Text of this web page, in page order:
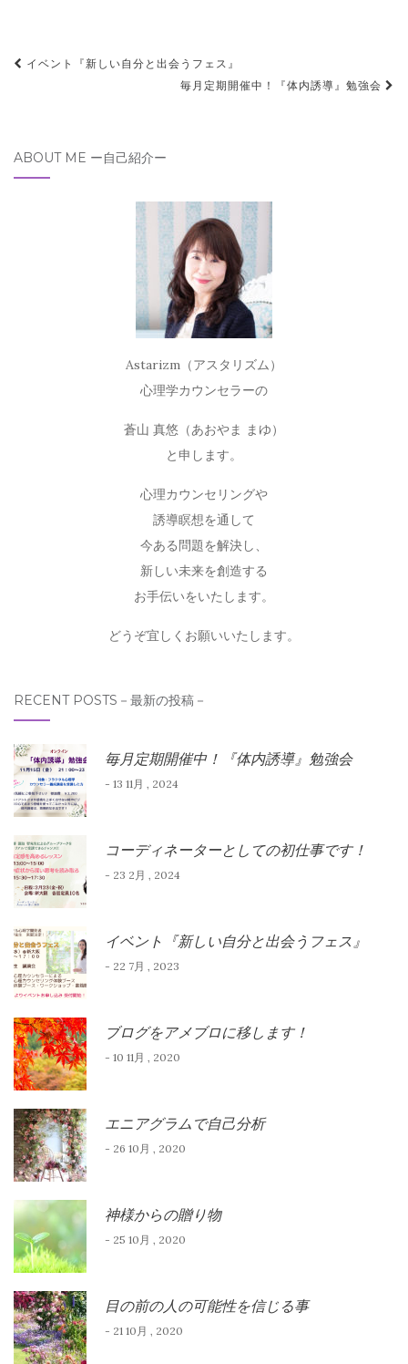
投
ビ
ゲ
イベント『新しい自分と出会うフェス』
毎月定期開催中！『体内誘導』勉強会
ABOUT ME ー自己紹介ー
Astarizm（アスタリズム）
心理学カウンセラーの
蒼山 真悠（あおやま まゆ）
と申します。
心理カウンセリングや
誘導瞑想を通して
今ある問題を解決し、
新しい未来を創造する
お手伝いをいたします。
どうぞ宜しくお願いいたします。
RECENT POSTS－最新の投稿－
毎月定期開催中！『体内誘導』勉強会
- 13 11月 , 2024
コーディネーターとしての初仕事です！
- 23 2月 , 2024
イベント『新しい自分と出会うフェス』
- 22 7月 , 2023
ブログをアメブロに移します！
- 10 11月 , 2020
エニアグラムで自己分析
- 26 10月 , 2020
神様からの贈り物
- 25 10月 , 2020
目の前の人の可能性を信じる事
- 21 10月 , 2020